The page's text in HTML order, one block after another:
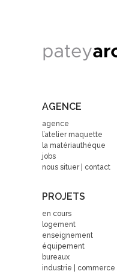
AGENCE
agence
l’atelier maquette
la matériauthèque
jobs
nous situer | contact
PROJETS
en cours
logement
enseignement
équipement
bureaux
industrie | commerce